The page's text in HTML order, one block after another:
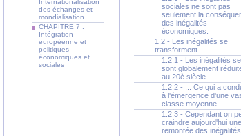
Internationalisation
des échanges et
mondialisation
CHAPITRE 7 :
Intégration
européenne et
politiques
économiques et
sociales
sociales ne sont pas
seulement la
des inégalités
économiques.
1.2 - Les inégalités se
transforment.
1.2.1 - Les inégalités se
sont globalement
au 20è siècle.
1.2.2 - ... Ce qui a
à l'émergence d'une
classe moyenne.
1.2.3 - Cependant on
craindre aujourd'hui une
remontée des inégalités.